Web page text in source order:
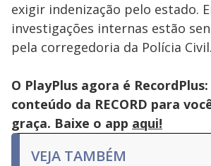
exigir indenização pelo estado.
investigações internas estão
pela corregedoria da Polícia Civil.
O PlayPlus agora é
conteúdo da RECORD para
graça. Baixe o app aqui!
VEJA TAMBÉM